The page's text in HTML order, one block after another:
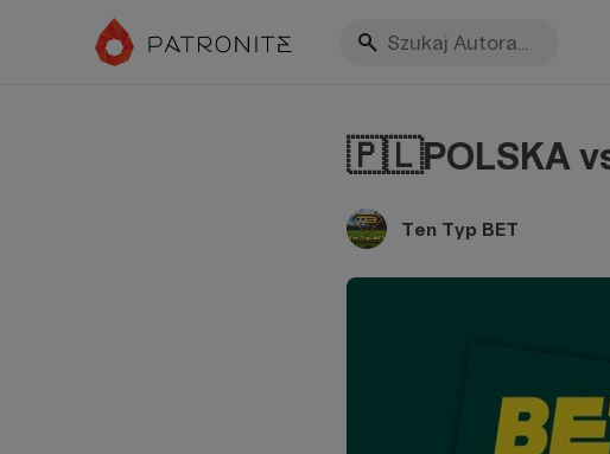
🇵🇱POLSKA
Ten Typ BET